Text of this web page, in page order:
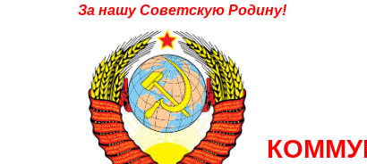
За нашу Советскую Родину!